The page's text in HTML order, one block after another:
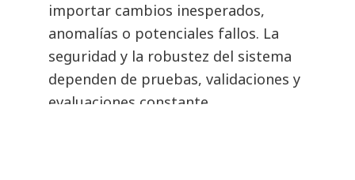
importar cambios inesperados,
anomalías o potenciales fallos. La
seguridad y la robustez del sistema
dependen de pruebas, validaciones y
evaluaciones constante